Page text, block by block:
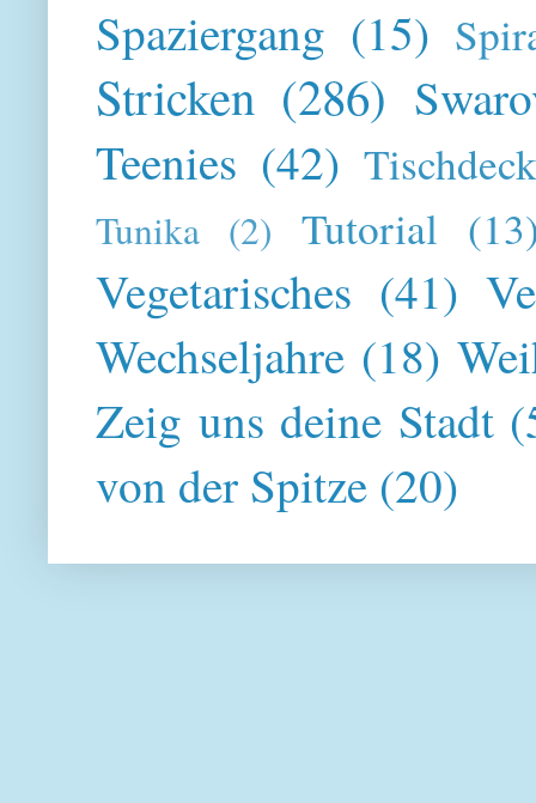
Spaziergang (15)
Stricken (286)
Teenies (42)
Tunika (2) Tutorial
Vegetarisches (41)
Wechseljahre (18)
Zeig uns deine Stadt
von der Spitze (20)